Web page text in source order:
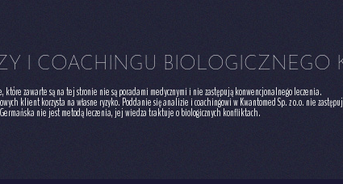
I COACHINGU BIOLOGICZNEGO
klient korzysta na własne ryzyko. Poddanie się analizie i coachingowi w Kwantomed Sp. z o.o. nie
Germańska nie jest metodą leczenia, jej wiedza traktuje o biologicznych konfliktach.